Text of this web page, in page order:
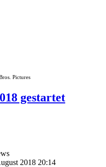
Pictures
gestartet
2018 20:14